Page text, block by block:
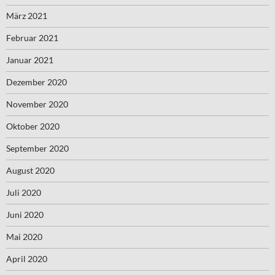
März 2021
Februar 2021
Januar 2021
Dezember 2020
November 2020
Oktober 2020
September 2020
August 2020
Juli 2020
Juni 2020
Mai 2020
April 2020